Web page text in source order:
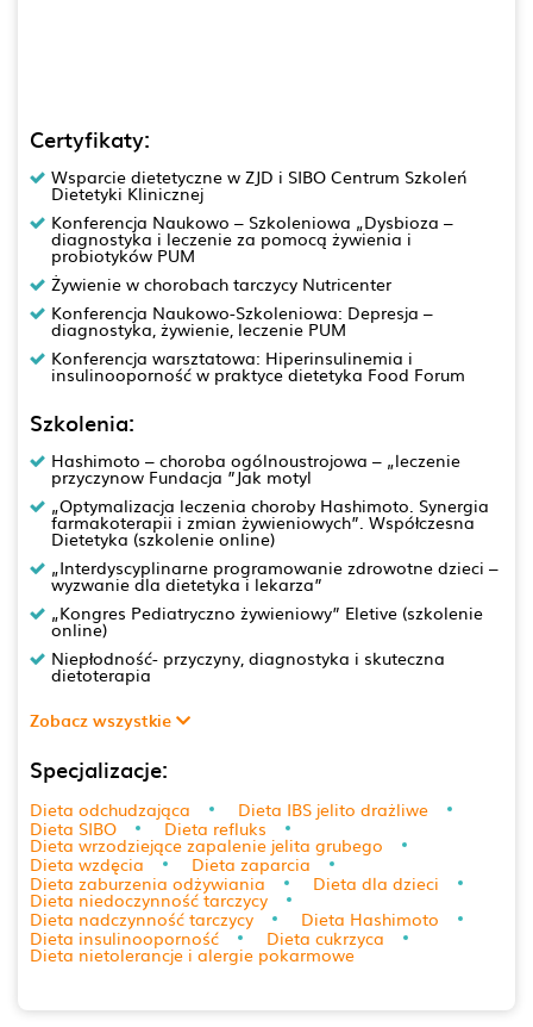
Certyfikaty:
Wsparcie dietetyczne w ZJD i SIBO Centrum Szkoleń
Dietetyki Klinicznej
Konferencja Naukowo – Szkoleniowa „Dysbioza –
diagnostyka i leczenie za pomocą żywienia i
probiotyków PUM
Żywienie w chorobach tarczycy Nutricenter
Konferencja Naukowo-Szkoleniowa: Depresja –
diagnostyka, żywienie, leczenie PUM
Konferencja warsztatowa: Hiperinsulinemia i
insulinooporność w praktyce dietetyka Food Forum
Szkolenia:
Hashimoto – choroba ogólnoustrojowa – „leczenie
przyczynow Fundacja ”Jak motyl
„Optymalizacja leczenia choroby Hashimoto. Synergia
farmakoterapii i zmian żywieniowych”. Współczesna
Dietetyka (szkolenie online)
„Interdyscyplinarne programowanie zdrowotne dzieci –
wyzwanie dla dietetyka i lekarza”
„Kongres Pediatryczno żywieniowy” Eletive (szkolenie
online)
Niepłodność- przyczyny, diagnostyka i skuteczna
dietoterapia
Zobacz wszystkie
Specjalizacje:
Dieta odchudzająca
Dieta IBS jelito drażliwe
Dieta SIBO
Dieta refluks
Dieta wrzodziejące zapalenie jelita grubego
Dieta wzdęcia
Dieta zaparcia
Dieta zaburzenia odżywiania
Dieta dla dzieci
Dieta niedoczynność tarczycy
Dieta nadczynność tarczycy
Dieta Hashimoto
Dieta insulinooporność
Dieta cukrzyca
Dieta nietolerancje i alergie pokarmowe